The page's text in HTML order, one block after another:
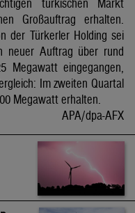
türkischen Markt
Großauftrag erhalten.
der Türkerler Holding sei
neuer Auftrag über rund
Megawatt eingegangen,
Im zweiten Quartal
Megawatt erhalten.
APA/dpa-AFX